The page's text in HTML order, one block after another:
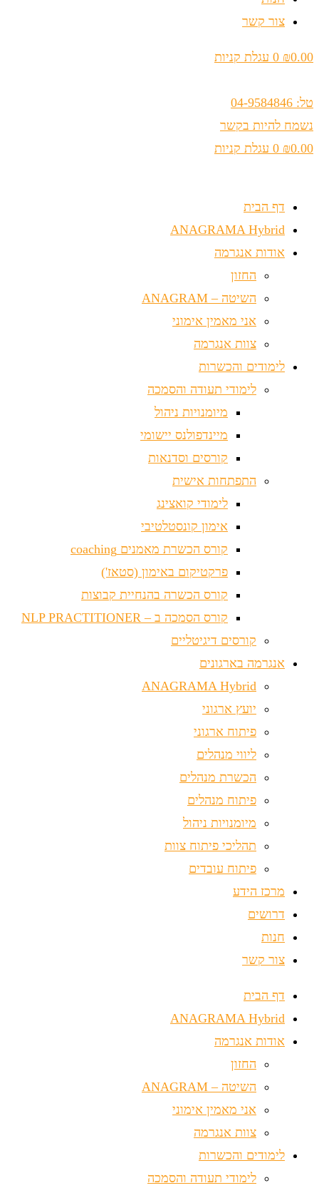
צור קשר
₪0.00
0 עגלת קניות
טל: 04-9584846
נשמח להיות בקשר
₪0.00
0 עגלת קניות
דף הבית
ANAGRAMA Hybrid
אודות אנגרמה
החזון
השיטה – ANAGRAM
אני מאמין אימוני
צוות אנגרמה
לימודים והכשרות
לימודי תעודה והסמכה
מיומנויות ניהול
מיינדפולנס יישומי
קורסים וסדנאות
התפתחות אישית
לימודי קואצינג
אימון קונסטלטיבי
קורס הכשרת מאמנים coaching
פרקטיקום באימון (סטאז')
קורס הכשרה בהנחיית קבוצות
קורס הסמכה ב – NLP PRACTITIONER
קורסים דיגיטליים
אנגרמה בארגונים
ANAGRAMA Hybrid
יועץ ארגוני
פיתוח ארגוני
ליווי מנהלים
הכשרת מנהלים
פיתוח מנהלים
מיומנויות ניהול
תהליכי פיתוח צוות
פיתוח עובדים
מרכז הידע
דרושים
חנות
צור קשר
דף הבית
ANAGRAMA Hybrid
אודות אנגרמה
החזון
השיטה – ANAGRAM
אני מאמין אימוני
צוות אנגרמה
לימודים והכשרות
לימודי תעודה והסמכה